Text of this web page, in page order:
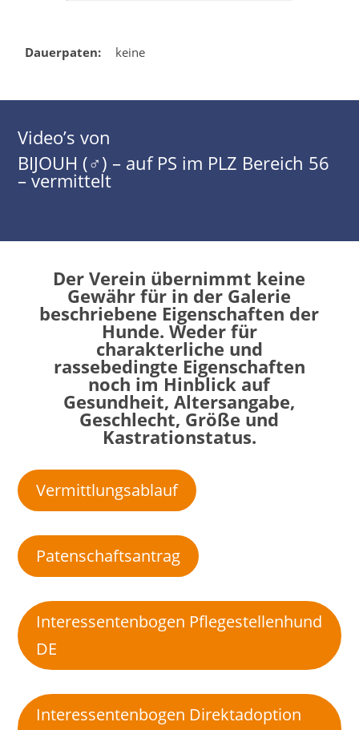
Dauerpaten: keine
Video’s von
BIJOUH (♂) – auf PS im PLZ Bereich 56
– vermittelt
Der Verein übernimmt keine
Gewähr für in der Galerie
beschriebene Eigenschaften der
Hunde. Weder für
charakterliche und
rassebedingte Eigenschaften
noch im Hinblick auf
Gesundheit, Altersangabe,
Geschlecht, Größe und
Kastrationstatus.
Vermittlungsablauf
Patenschaftsantrag
Interessentenbogen Pflegestellenhund
DE
Interessentenbogen Direktadoption